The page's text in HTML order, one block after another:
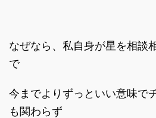
なぜなら、私自身が星を相談
で
今までよりずっといい意味で
も関わらず